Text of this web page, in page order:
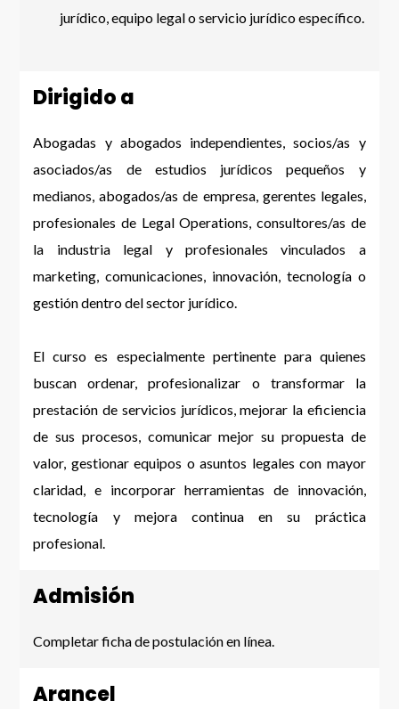
jurídico, equipo legal o servicio jurídico específico.
Dirigido a
Abogadas y abogados independientes, socios/as y
asociados/as de estudios jurídicos pequeños y
medianos, abogados/as de empresa, gerentes legales,
profesionales de Legal Operations, consultores/as de
la industria legal y profesionales vinculados a
marketing, comunicaciones, innovación, tecnología o
gestión dentro del sector jurídico.
El curso es especialmente pertinente para quienes
buscan ordenar, profesionalizar o transformar la
prestación de servicios jurídicos, mejorar la eficiencia
de sus procesos, comunicar mejor su propuesta de
valor, gestionar equipos o asuntos legales con mayor
claridad, e incorporar herramientas de innovación,
tecnología y mejora continua en su práctica
profesional.
Admisión
Completar ficha de postulación en línea.
Arancel